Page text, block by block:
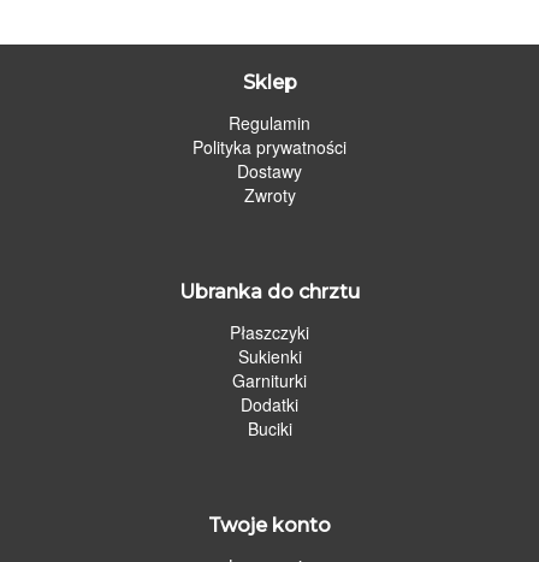
Sklep
Regulamin
Polityka prywatności
Dostawy
Zwroty
Ubranka do chrztu
Płaszczyki
Sukienki
Garniturki
Dodatki
Buciki
Twoje konto